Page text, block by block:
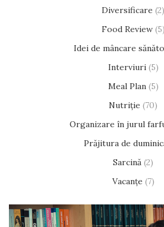
Diversificare (2)
Food Review(5)
Idei de mâncare
Interviuri(5)
Meal Plan(5)
Nutriție (70)
Organizare în jurul
Prăjitura de
Sarcină (2)
Vacanțe (7)